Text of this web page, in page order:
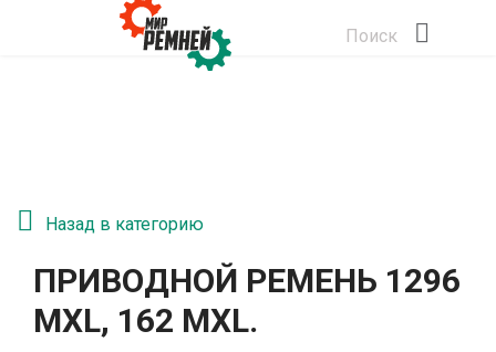
Поиск
Назад в категорию
ПРИВОДНОЙ РЕМЕНЬ 1296
MXL, 162 MXL.